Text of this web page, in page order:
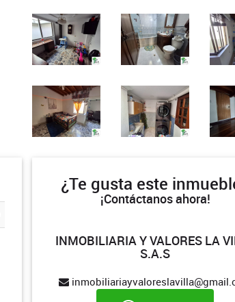
¿Te gusta este
¡Contáctanos ahora!
INMOBILIARIA Y VALORES LA
S.A.S